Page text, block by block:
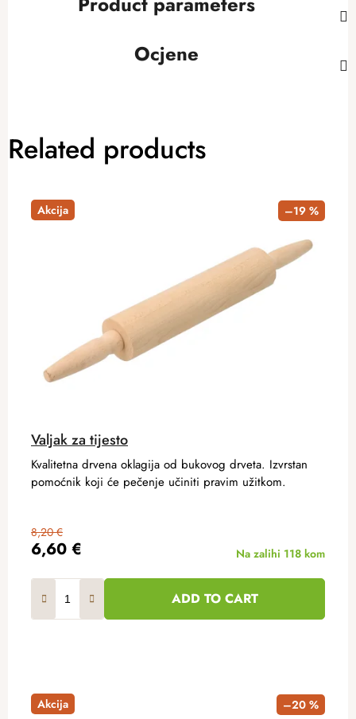
Ocjene
Related products
Akcija –19 %
Valjak za tijesto
6,60 €
8,20 €
Na zalihi 118 kom
ADD TO CART
Kvalitetna drvena oklagija od bukovog drveta. Izvrstan
pomoćnik koji će pečenje učiniti pravim užitkom.
Akcija –20 %